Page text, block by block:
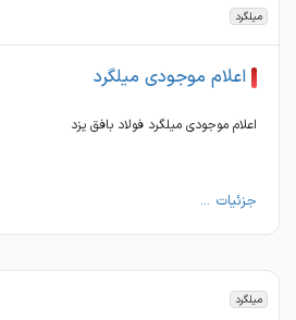
میلگرد
اعلام موجودی میلگرد
اعلام موجودی میلگرد فولاد بافق یزد
جزئیات ...
میلگرد